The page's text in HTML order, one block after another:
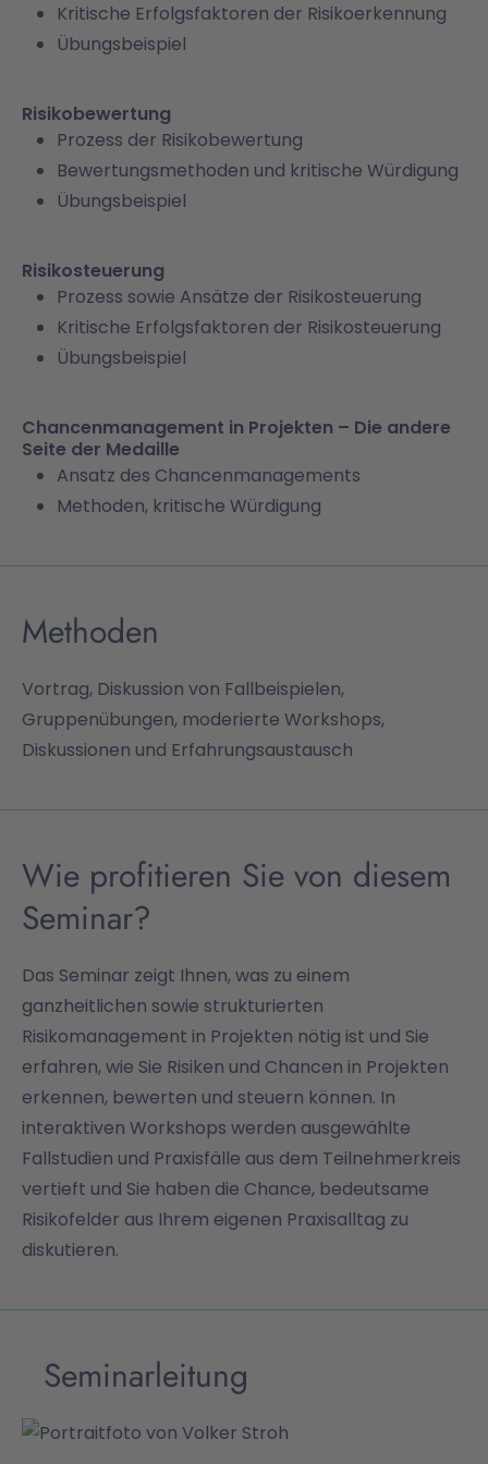
Kritische Erfolgsfaktoren der Risikoerkennung
Übungsbeispiel
Risikobewertung
Prozess der Risikobewertung
Bewertungsmethoden und kritische Würdigung
Übungsbeispiel
Risikosteuerung
Prozess sowie Ansätze der Risikosteuerung
Kritische Erfolgsfaktoren der Risikosteuerung
Übungsbeispiel
Chancenmanagement in Projekten – Die andere
Seite der Medaille
Ansatz des Chancenmanagements
Methoden, kritische Würdigung
Methoden
Vortrag, Diskussion von Fallbeispielen,
Gruppenübungen, moderierte Workshops,
Diskussionen und Erfahrungsaustausch
Wie profitieren Sie von diesem
Seminar?
Das Seminar zeigt Ihnen, was zu einem
ganzheitlichen sowie strukturierten
Risikomanagement in Projekten nötig ist und Sie
erfahren, wie Sie Risiken und Chancen in Projekten
erkennen, bewerten und steuern können. In
interaktiven Workshops werden ausgewählte
Fallstudien und Praxisfälle aus dem Teilnehmerkreis
vertieft und Sie haben die Chance, bedeutsame
Risikofelder aus Ihrem eigenen Praxisalltag zu
diskutieren.
Seminarleitung